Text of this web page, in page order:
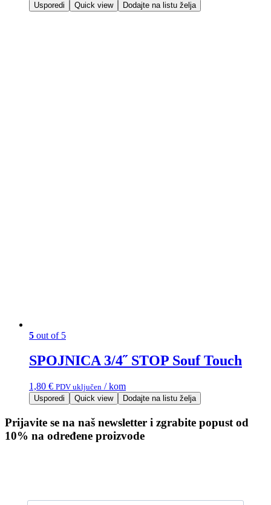
Usporedi Quick view Dodajte na listu želja
5 out of 5
SPOJNICA 3/4˝ STOP Souf Touch
1,80 € PDV uključen / kom
Usporedi Quick view Dodajte na listu želja
Prijavite se na naš newsletter i zgrabite popust od
10% na određene proizvode